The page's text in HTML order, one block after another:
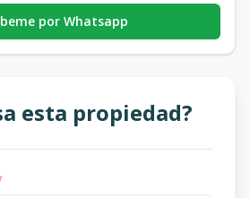
por Whatsapp
esta propiedad?